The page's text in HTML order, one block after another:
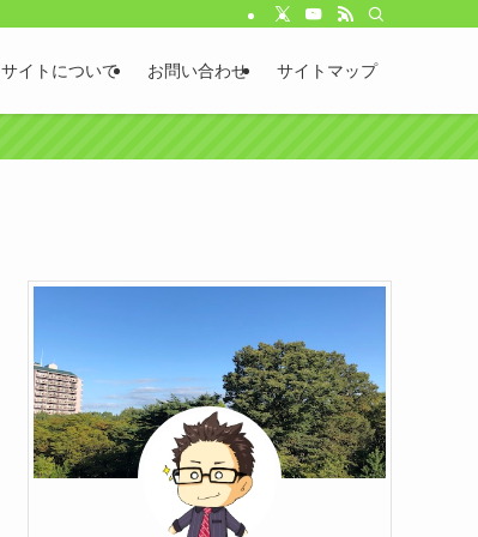
サイトについて お問い合わせ サイトマップ